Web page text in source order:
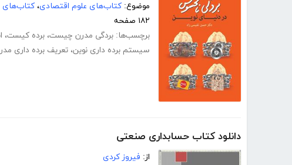
موضوع: کتاب‌های علوم اقتصادی،
۱۸۲ صفحه
برچسب‌ها: بردگی مدرن چیست، برده کیست،
سیستم برده داری نوین، تعریف برده داری
دانلود کتاب حسابداری صنعتی
از: فیروز کردی